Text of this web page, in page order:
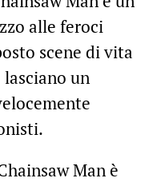
alle feroci
scene di vita
un
Man è